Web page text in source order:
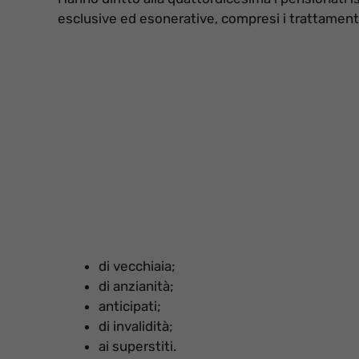
esclusive ed esonerative, compresi i
di vecchiaia;
di anzianità;
anticipati;
di invalidità;
ai superstiti.